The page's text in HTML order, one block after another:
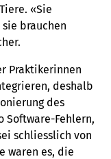
«Sie
brauchen
Praktikerinnen
deshalb
des
Software-Fehlern,
schliesslich von
waren es, die